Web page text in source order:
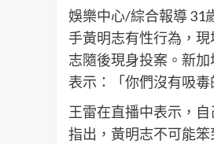
娛樂中心/綜合報導 31
手黃明志有性行為，
志隨後現身投案。新
表示：「你們沒有吸毒
王雷在直播中表示，
指出，黃明志不可能